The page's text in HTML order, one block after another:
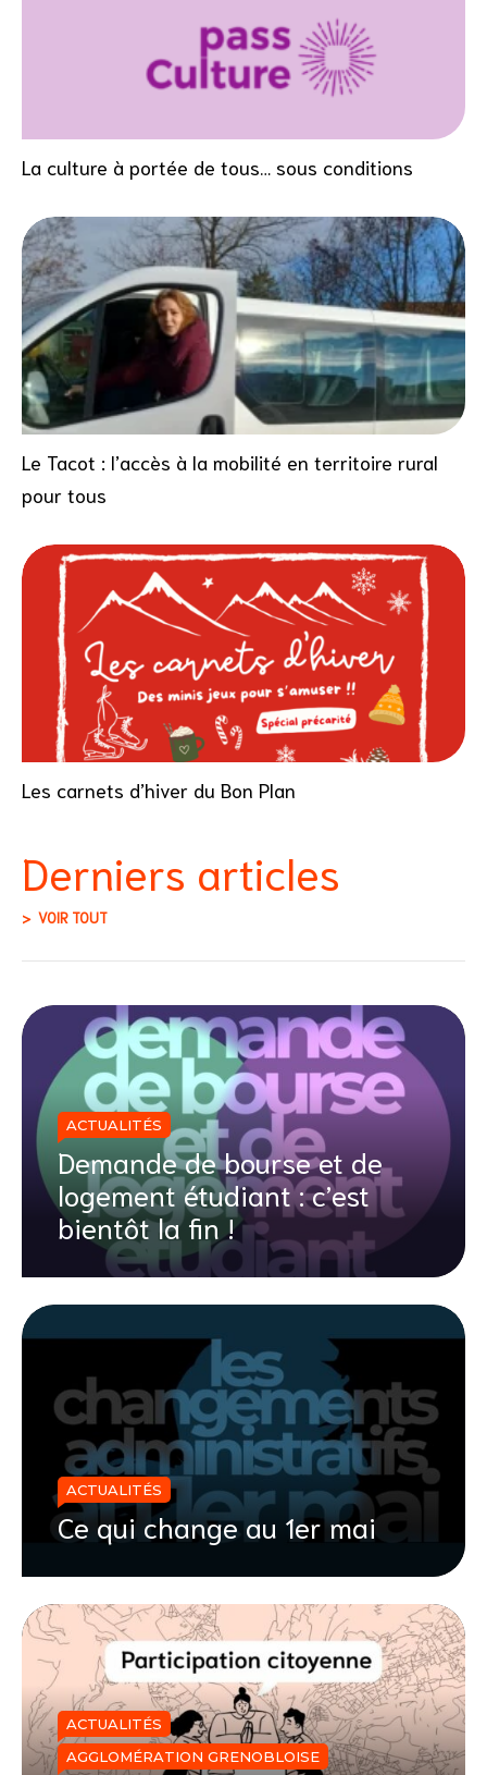
La culture à portée de tous… sous conditions
Le Tacot : l’accès à la mobilité en territoire rural
pour tous
Les carnets d’hiver du Bon Plan
Derniers articles
VOIR TOUT
Demande de bourse et de
logement étudiant : c’est
bientôt la fin !
ACTUALITÉS
Ce qui change au 1er mai
ACTUALITÉS
ACTUALITÉS
AGGLOMÉRATION GRENOBLOISE